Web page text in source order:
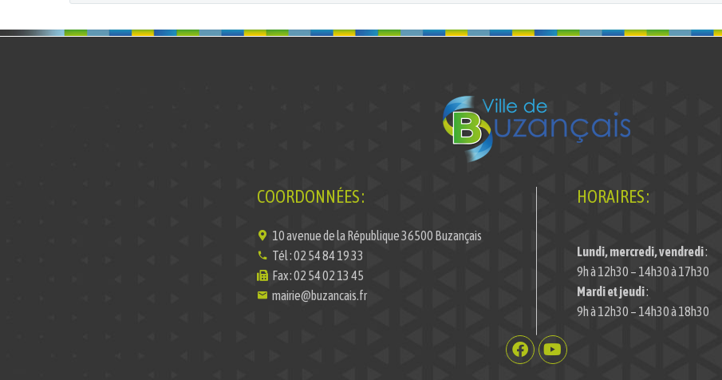
COORDONNÉES :
10 avenue de la République 36500 Buzançais
Tél : 02 54 84 19 33
Fax : 02 54 02 13 45
mairie@buzancais.fr
HORAIRES :
Lundi, mercredi, vendredi:
9h à 12h30 – 14h30 à 17h30
Mardi et jeudi:
9h à 12h30 – 14h30 à 18h30